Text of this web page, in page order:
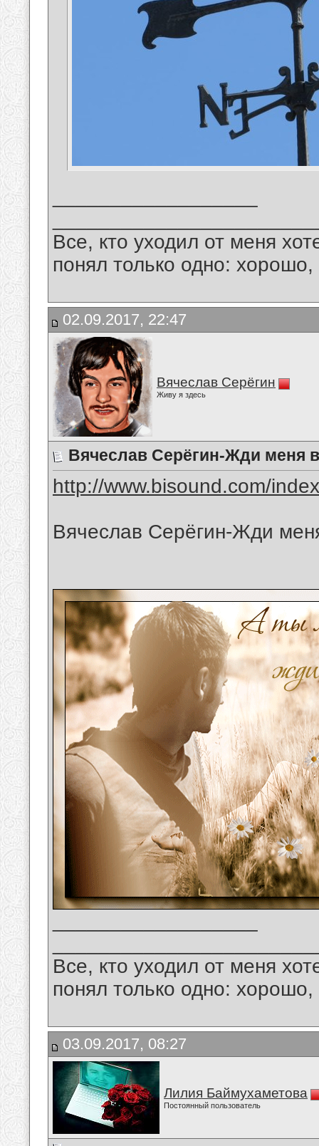
Все, кто уходил от меня
понял только одно:
02.09.2017, 22:47
Вячеслав Серёгин
Живу я здесь
Вячеслав Серёгин-Жди меня
http://www.bisound.com/
Вячеслав Серёгин-Жди
Все, кто уходил от меня
понял только одно:
03.09.2017, 08:27
Лилия Баймухаметова
Постоянный пользователь